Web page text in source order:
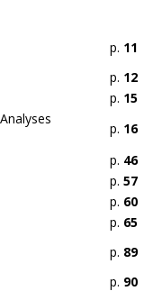
p. 11
p. 12
p. 15
p. 16
p. 46
p. 57
p. 60
p. 65
p. 89
p. 90